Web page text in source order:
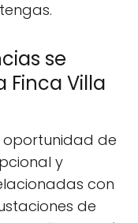
se
Finca Villa
oportunidad de
y
con
de